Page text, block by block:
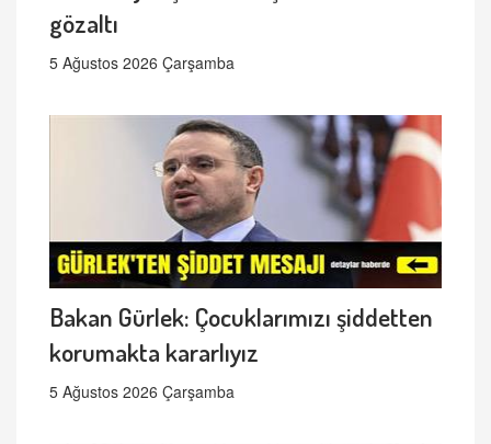
gözaltı
5 Ağustos 2026 Çarşamba
Bakan Gürlek: Çocuklarımızı şiddetten
korumakta kararlıyız
5 Ağustos 2026 Çarşamba